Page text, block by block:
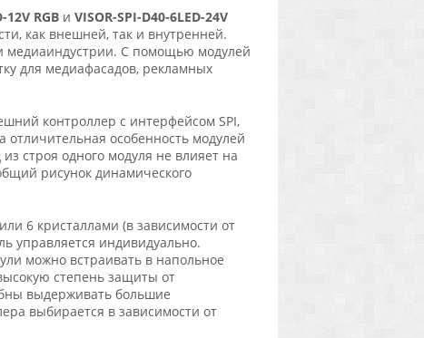
12V RGB и VISOR-SPI-D40-6LED-24V
как внешней, так и внутренней.
медиаиндустрии. С помощью модулей
для медиафасадов, рекламных
контроллер с интерфейсом SPI,
особенность модулей
строя одного модуля не влияет на
рисунок динамического
6 кристаллами (в зависимости от
управляется индивидуально.
можно встраивать в напольное
степень защиты от
выдерживать большие
выбирается в зависимости от